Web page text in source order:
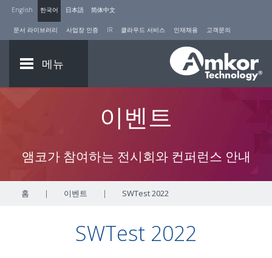
English 한국어 日本語 简体中文
문서 라이브러리 사업장 인증 IR 클라우드 서비스 인재채용 고객문의
메뉴
이벤트
앰코가 참여하는 전시회와 컨퍼런스 안내
홈 | 이벤트 | SWTest 2022
SWTest 2022